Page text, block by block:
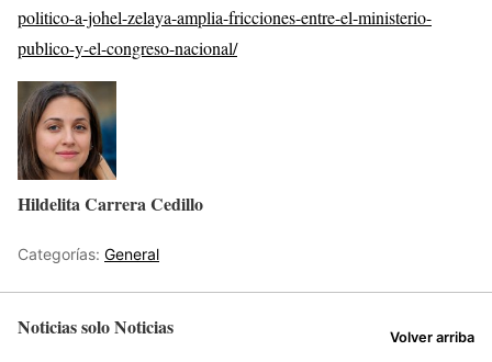
politico-a-johel-zelaya-amplia-fricciones-entre-el-ministerio-
publico-y-el-congreso-nacional/
Hildelita Carrera Cedillo
Categorías: General
Noticias solo Noticias Volver arriba